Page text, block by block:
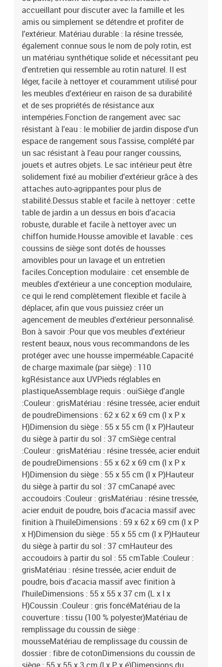
finition à l'huileDimensions : 59 x 62 x 69 cm (l x P x H)Dimension
du siège : 55 x 55 cm (l x P)Hauteur du siège à partir du sol : 37
cmHauteur des accoudoirs à partir du sol : 55 cmTable :Couleur :
grisMatériau : résine tressée, acier enduit de poudre, bois d'acacia
massif avec finition à l'huileDimensions : 55 x 55 x 37 cm (L x l x
H)Coussin :Couleur : gris foncéMatériau de la couverture : tissu
(100 % polyester)Matériau de remplissage du coussin de siège :
mousseMatériau de remplissage du coussin de dossier : fibre de
cotonDimensions du coussin de siège : 55 x 55 x 3 cm (l x P x
é)Dimensions du coussin de dossier : 55 x 45 x 13 cm (L x l x é)La
livraison contient :1 x table de jardin2 x siège d'angle avec
fonction de rangement et sac résistant à l'eau3 x siège central
incluant une fonction de rangement avec un sac résistant à l'eau2
x canapé d'accoudoir avec fonction de rangement et sac résistant
à l'eau9 x coussin de dossier7 x coussin de siège avec housse
amovible et lavable
accueillant pour discuter avec la famille et les
amis ou simplement se détendre et profiter de
l'extérieur. Matériau durable : la résine tressée,
également connue sous le nom de poly rotin, est
un matériau synthétique solide et nécessitant peu
d'entretien qui ressemble au rotin naturel. Il est
léger, facile à nettoyer et couramment utilisé pour
les meubles d'extérieur en raison de sa durabilité
et de ses propriétés de résistance aux
intempéries.Fonction de rangement avec sac
résistant à l'eau : le mobilier de jardin dispose d'un
espace de rangement sous l'assise, complété par
un sac résistant à l'eau pour ranger coussins,
jouets et autres objets. Le sac intérieur peut être
solidement fixé au mobilier d'extérieur grâce à des
attaches auto-agrippantes pour plus de
stabilité.Dessus stable et facile à nettoyer : cette
table de jardin a un dessus en bois d'acacia
robuste, durable et facile à nettoyer avec un
chiffon humide.Housse amovible et lavable : ces
coussins de siège sont dotés de housses
amovibles pour un lavage et un entretien
faciles.Conception modulaire : cet ensemble de
meubles d'extérieur a une conception modulaire,
ce qui le rend complètement flexible et facile à
déplacer, afin que vous puissiez créer un
agencement de meubles d'extérieur personnalisé.
Bon à savoir :Pour que vos meubles d'extérieur
restent beaux, nous vous recommandons de les
protéger avec une housse imperméable.Capacité
de charge maximale (par siège) : 110
kgRésistance aux UVPieds réglables en
plastiqueAssemblage requis : ouiSiège d'angle
:Couleur : grisMatériau : résine tressée, acier enduit
de poudreDimensions : 62 x 62 x 69 cm (l x P x
H)Dimension du siège : 55 x 55 cm (l x P)Hauteur
du siège à partir du sol : 37 cmSiège central
:Couleur : grisMatériau : résine tressée, acier enduit
de poudreDimensions : 55 x 62 x 69 cm (l x P x
H)Dimension du siège : 55 x 55 cm (l x P)Hauteur
du siège à partir du sol : 37 cmCanapé avec
accoudoirs :Couleur : grisMatériau : résine tressée,
acier enduit de poudre, bois d'acacia massif avec
finition à l'huileDimensions : 59 x 62 x 69 cm (l x P
x H)Dimension du siège : 55 x 55 cm (l x P)Hauteur
du siège à partir du sol : 37 cmHauteur des
accoudoirs à partir du sol : 55 cmTable :Couleur :
grisMatériau : résine tressée, acier enduit de
poudre, bois d'acacia massif avec finition à
l'huileDimensions : 55 x 55 x 37 cm (L x l x
H)Coussin :Couleur : gris foncéMatériau de la
couverture : tissu (100 % polyester)Matériau de
remplissage du coussin de siège :
mousseMatériau de remplissage du coussin de
dossier : fibre de cotonDimensions du coussin de